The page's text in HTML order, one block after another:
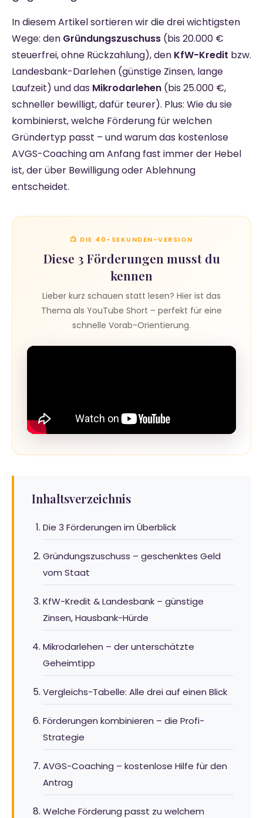
In diesem Artikel sortieren wir die drei wichtigsten
Wege: den Gründungszuschuss (bis 20.000 €
steuerfrei, ohne Rückzahlung), den KfW-Kredit bzw.
Landesbank-Darlehen (günstige Zinsen, lange
Laufzeit) und das Mikrodarlehen (bis 25.000 €,
schneller bewilligt, dafür teurer). Plus: Wie du sie
kombinierst, welche Förderung für welchen
Gründertyp passt – und warum das kostenlose
AVGS-Coaching am Anfang fast immer der Hebel
ist, der über Bewilligung oder Ablehnung
entscheidet.
📺 DIE 40-SEKUNDEN-VERSION
Diese 3 Förderungen musst du
kennen
Lieber kurz schauen statt lesen? Hier ist das
Thema als YouTube Short – perfekt für eine
schnelle Vorab-Orientierung.
Inhaltsverzeichnis
Die 3 Förderungen im Überblick
Gründungszuschuss – geschenktes Geld
vom Staat
KfW-Kredit & Landesbank – günstige
Zinsen, Hausbank-Hürde
Mikrodarlehen – der unterschätzte
Geheimtipp
Vergleichs-Tabelle: Alle drei auf einen Blick
Förderungen kombinieren – die Profi-
Strategie
AVGS-Coaching – kostenlose Hilfe für den
Antrag
Welche Förderung passt zu welchem